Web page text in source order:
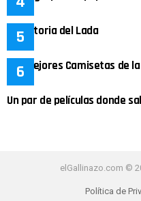
La historia del Lada
Las Mejores Camisetas de
Un par de películas donde
elGallinazo.com ©
Política de